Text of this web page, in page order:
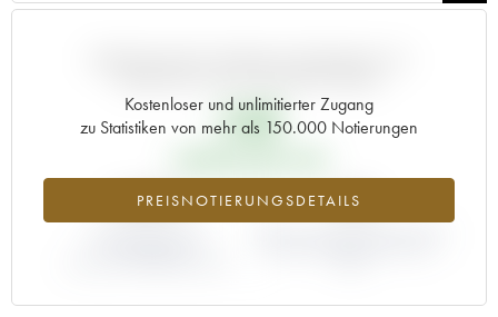
Kostenloser und unlimitierter Zugang
zu Statistiken von mehr als 150.000 Notierungen
PREISNOTIERUNGSDETAILS
24€
+44% -4%